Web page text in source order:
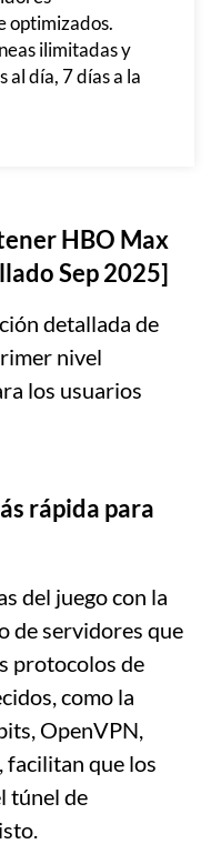
optimizados.
ilimitadas y
al día, 7 días a la
HBO Max
Sep 2025]
detallada de
nivel
los usuarios
rápida para
del juego con la
de servidores que
protocolos de
como la
OpenVPN,
facilitan que los
túnel de